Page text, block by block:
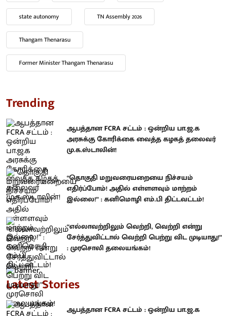
state autonomy TN Assembly 2026
Thangam Thenarasu
Former Minister Thangam Thenarasu
Trending
ஆபத்தான FCRA சட்டம் : ஒன்றிய பா.ஜ.க
அரசுக்கு கோரிக்கை வைத்த கழகத் தலைவர்
மு.க.ஸ்டாலின்!
“தொகுதி மறுவரையறையை நிச்சயம்
எதிர்ப்போம்! அதில் எள்ளளவும் மாற்றம்
இல்லை!” : கனிமொழி எம்.பி திட்டவட்டம்!
“எல்லாவற்றிலும் வெற்றி, வெற்றி என்று
சேர்த்துவிட்டால் வெற்றி பெற்று விட முடியாது!”
: முரசொலி தலையங்கம்!
Latest Stories
ஆபத்தான FCRA சட்டம் : ஒன்றிய பா.ஜ.க